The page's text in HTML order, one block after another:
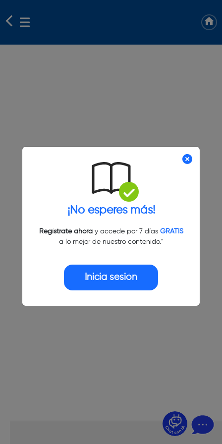
¡No esperes más!
Regístrate ahoray accede por 7 días GRATIS
a lo mejor de nuestro contenido."
Inicia sesión